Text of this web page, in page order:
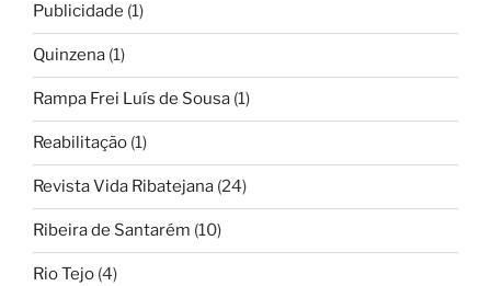
Publicidade (1)
Quinzena (1)
Rampa Frei Luís de Sousa (1)
Reabilitação (1)
Revista Vida Ribatejana (24)
Ribeira de Santarém (10)
Rio Tejo (4)